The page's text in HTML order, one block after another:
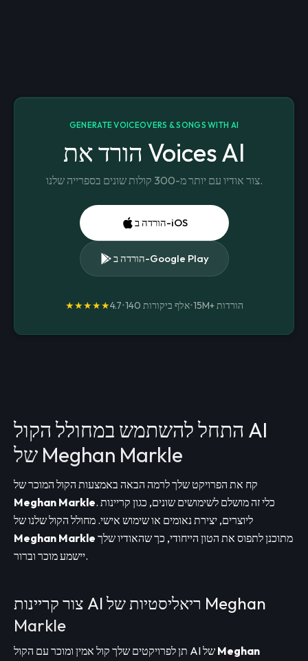
GENERATE VOICEOVERS & SONGS WITH AI
הורד את Voices AI
צור אודיו עם יותר מ-300 קולות שונים בספרייה שלנו.
הורדה ב-iOS
הורדה ב-Google Play
★★★★★4.7• 140 אלף ביקורות•15M+הורדות
התחל להשתמש במחולל הקול AI
של Meghan Markle
קח את הפרויקט שלך לרמה הבאה באמצעות הקול המוכר של
Meghan Markle. כלי זה מושלם לשימושים שונים, כגון קריינות
ליוצרים, יצירת נאומים או שימוש אישי. מחולל הקול שלנו של
Meghan Markle
יישמע מוכר וברור.
צור קריינות AI ריאליסטיות של Meghan
Markle
Meghan